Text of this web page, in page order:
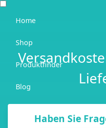
Home
Shop
Produktfinder
Blog
Haben Sie